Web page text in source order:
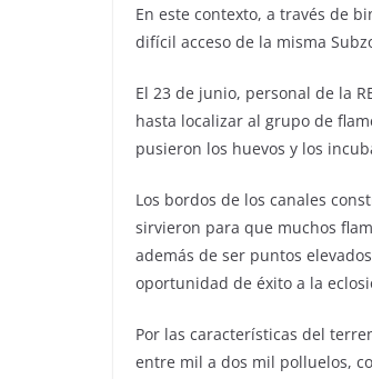
En este contexto, a través de
difícil acceso de la misma
El 23 de junio, personal de la
hasta localizar al grupo de
pusieron los huevos y los
Los bordos de los canales
sirvieron para que muchos
además de ser puntos
oportunidad de éxito a la
Por las características del
entre mil a dos mil polluelos,